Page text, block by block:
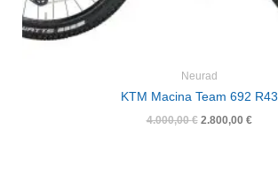
Neurad
KTM Macina Team 692 R43
4.000,00€ 2.800,00 €